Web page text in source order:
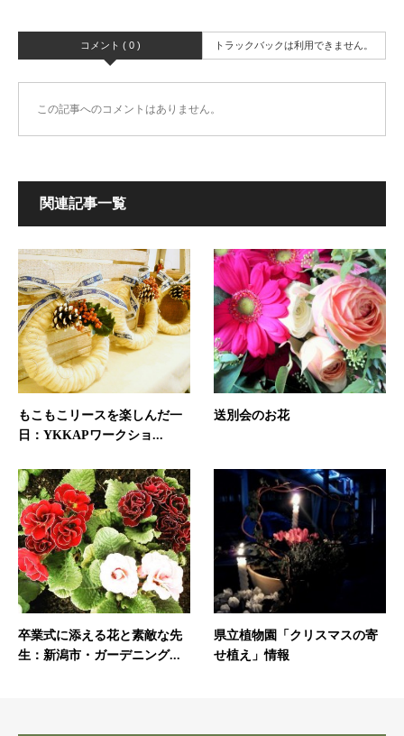
コメント ( 0 ) トラックバックは利用できません。
この記事へのコメントはありません。
関連記事一覧
もこもこリースを楽しんだ一
日：YKKAPワークショ...
送別会のお花
卒業式に添える花と素敵な先
生：新潟市・ガーデニング...
県立植物園「クリスマスの寄
せ植え」情報